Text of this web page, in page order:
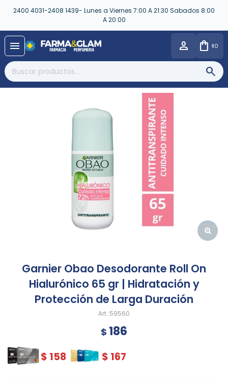
2400 4031-2408 1439- Lunes a Viernes 7:00 A 21:30 Sabados 8:00
A 20:00
menu $0
Garnier Obao Desodorante Roll On
Hialurónico 65 gr | Hidratación y
Protección de Larga Duración
59560
$ 186
$ 158 $ 167